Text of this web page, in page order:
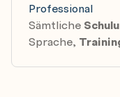
Professional
Sämtliche
Sprache,